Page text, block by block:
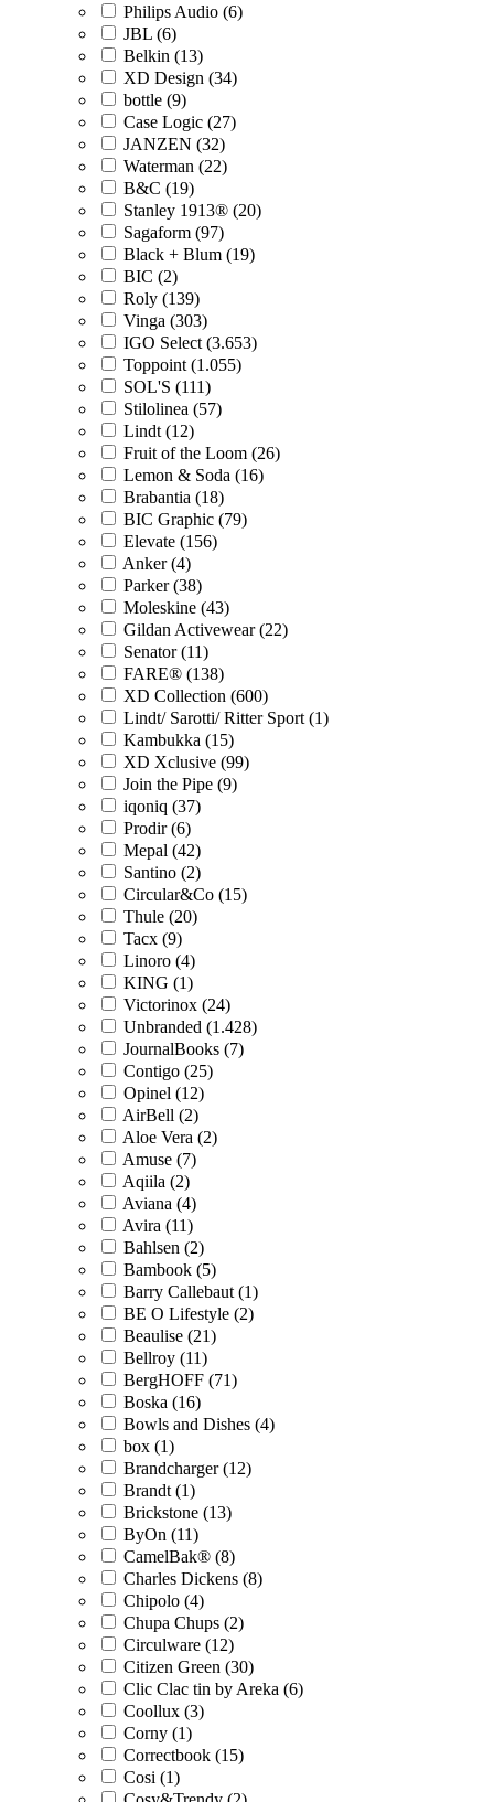
Philips Audio (6)
JBL (6)
Belkin (13)
XD Design (34)
bottle (9)
Case Logic (27)
JANZEN (32)
Waterman (22)
B&C (19)
Stanley 1913® (20)
Sagaform (97)
Black + Blum (19)
BIC (2)
Roly (139)
Vinga (303)
IGO Select (3.653)
Toppoint (1.055)
SOL'S (111)
Stilolinea (57)
Lindt (12)
Fruit of the Loom (26)
Lemon & Soda (16)
Brabantia (18)
BIC Graphic (79)
Elevate (156)
Anker (4)
Parker (38)
Moleskine (43)
Gildan Activewear (22)
Senator (11)
FARE® (138)
XD Collection (600)
Lindt/ Sarotti/ Ritter Sport (1)
Kambukka (15)
XD Xclusive (99)
Join the Pipe (9)
iqoniq (37)
Prodir (6)
Mepal (42)
Santino (2)
Circular&Co (15)
Thule (20)
Tacx (9)
Linoro (4)
KING (1)
Victorinox (24)
Unbranded (1.428)
JournalBooks (7)
Contigo (25)
Opinel (12)
AirBell (2)
Aloe Vera (2)
Amuse (7)
Aqiila (2)
Aviana (4)
Avira (11)
Bahlsen (2)
Bambook (5)
Barry Callebaut (1)
BE O Lifestyle (2)
Beaulise (21)
Bellroy (11)
BergHOFF (71)
Boska (16)
Bowls and Dishes (4)
box (1)
Brandcharger (12)
Brandt (1)
Brickstone (13)
ByOn (11)
CamelBak® (8)
Charles Dickens (8)
Chipolo (4)
Chupa Chups (2)
Circulware (12)
Citizen Green (30)
Clic Clac tin by Areka (6)
Coollux (3)
Corny (1)
Correctbook (15)
Cosi (1)